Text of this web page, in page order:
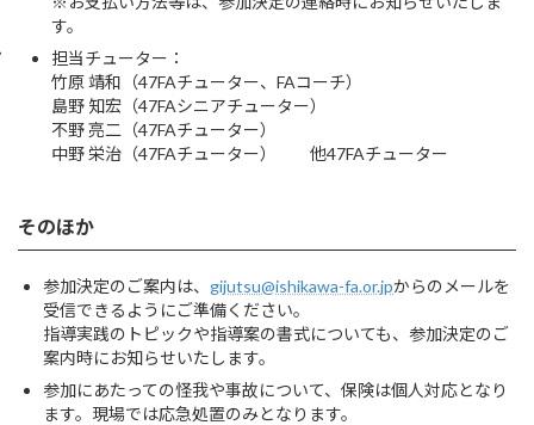
す。
担当チューター：
竹原 靖和（47FAチューター、FAコーチ）
島野 知宏（47FAシニアチューター）
不野 亮二（47FAチューター）
中野 栄治（47FAチューター） 他47FAチューター
そのほか
参加決定のご案内は、 gijutsu@ishikawa-fa.or.jpからのメールを
受信できるようにご準備ください。
指導実践のトピックや指導案の書式についても、参加決定のご
案内時にお知らせいたします。
参加にあたっての怪我や事故について、保険は個人対応となり
ます。現場では応急処置のみとなります。